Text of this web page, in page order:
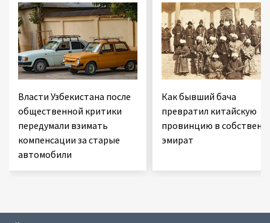
Власти Узбекистана после
общественной критики
передумали взимать
компенсации за старые
автомобили
Как бывший бача
превратил китайскую
провинцию в
эмират